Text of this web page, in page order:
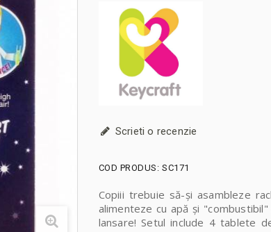
Scrieti o recenzie
COD PRODUS: SC171
Copiii trebuie să-și asambleze
alimenteze cu apă și
lansare! Setul include 4 tablete